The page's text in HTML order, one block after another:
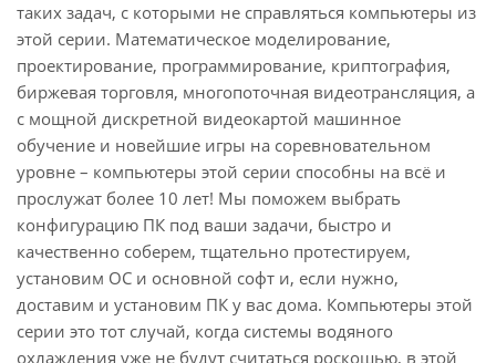
таких задач, с которыми не справляться компьютеры из
этой серии. Математическое моделирование,
проектирование, программирование, криптография,
биржевая торговля, многопоточная видеотрансляция, а
с мощной дискретной видеокартой машинное
обучение и новейшие игры на соревновательном
уровне – компьютеры этой серии способны на всё и
прослужат более 10 лет! Мы поможем выбрать
конфигурацию ПК под ваши задачи, быстро и
качественно соберем, тщательно протестируем,
установим ОС и основной софт и, если нужно,
доставим и установим ПК у вас дома. Компьютеры этой
серии это тот случай, когда системы водяного
охлаждения уже не будут считаться роскошью, в этой